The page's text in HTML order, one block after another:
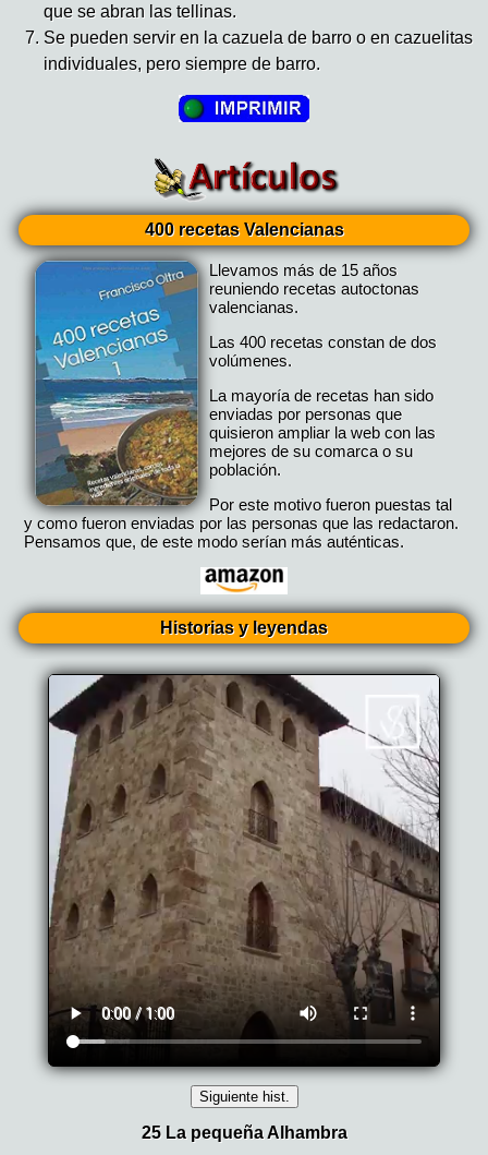
que se abran las tellinas.
Se pueden servir en la cazuela de barro o en cazuelitas
individuales, pero siempre de barro.
400 recetas Valencianas
Llevamos más de 15 años
reuniendo recetas autoctonas
valencianas.
Las 400 recetas constan de dos
volúmenes.
La mayoría de recetas han sido
enviadas por personas que
quisieron ampliar la web con las
mejores de su comarca o su
población.
Por este motivo fueron puestas tal
y como fueron enviadas por las personas que las redactaron.
Pensamos que, de este modo serían más auténticas.
Historias y leyendas